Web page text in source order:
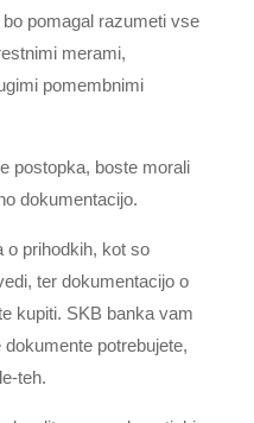
pomagal razumeti vse
merami,
pomembnimi
postopka, boste morali
dokumentacijo.
o prihodkih, kot so
ter dokumentacijo o
kupiti. SKB banka vam
potrebujete,
teh.